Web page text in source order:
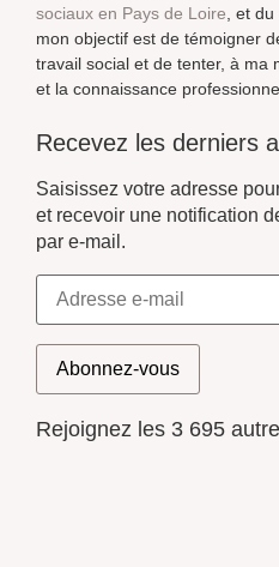
sociaux en Pays de Loire, et du
mon objectif est de témoigner
travail social et de tenter, à ma
et la connaissance
Recevez les derniers
Saisissez votre adresse
et recevoir une notification
par e-mail.
Abonnez-vous
Rejoignez les 3 695